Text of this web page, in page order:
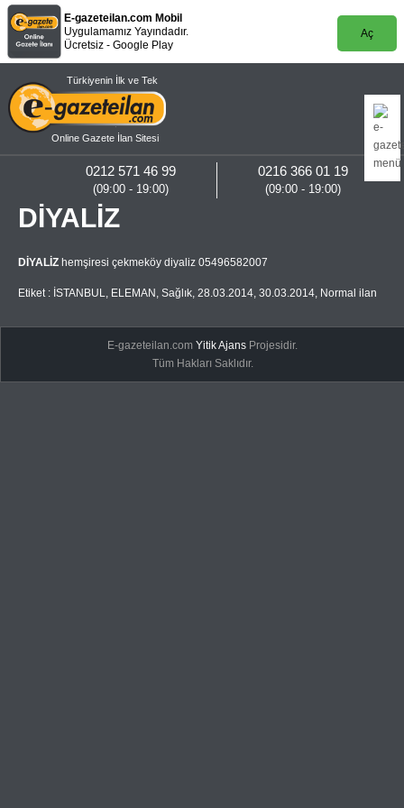
E-gazeteilan.com Mobil
Uygulamamız Yayındadır.
Ücretsiz - Google Play
Aç
Türkiyenin İlk ve Tek
Online Gazete İlan Sitesi
0216 366 01 19
(09:00 - 19:00)
0212 571 46 99
(09:00 - 19:00)
DİYALİZ
DİYALİZ hemşiresi çekmeköy diyaliz 05496582007
Etiket : İSTANBUL, ELEMAN , Sağlık, 28.03.2014, 30.03.2014, Normal ilan
E-gazeteilan.comYitik Ajans Projesidir.
Tüm Hakları Saklıdır.